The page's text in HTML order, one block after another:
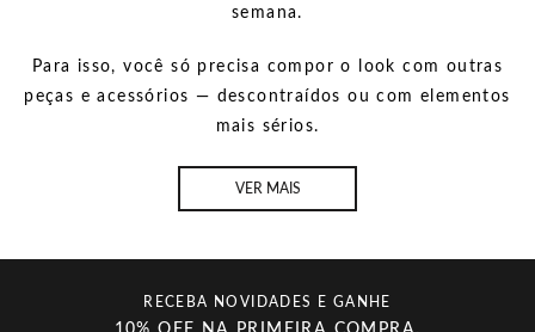
semana.
Para isso, você só precisa compor o look com outras
peças e acessórios — descontraídos ou com elementos
mais sérios.
VER MAIS
RECEBA NOVIDADES E GANHE